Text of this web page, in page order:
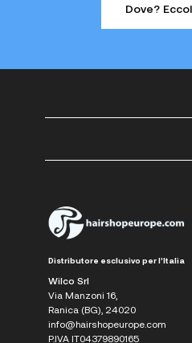
Dove?
Distributore esclusivo per l'Italia
Wilco Srl
Via Manzoni 16,
Ranica (BG), 24020
info@hairshopeurope.com
P.IVA IT04379890165